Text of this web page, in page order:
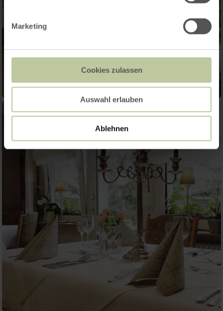
Marketing
Cookies zulassen
Auswahl erlauben
Ablehnen